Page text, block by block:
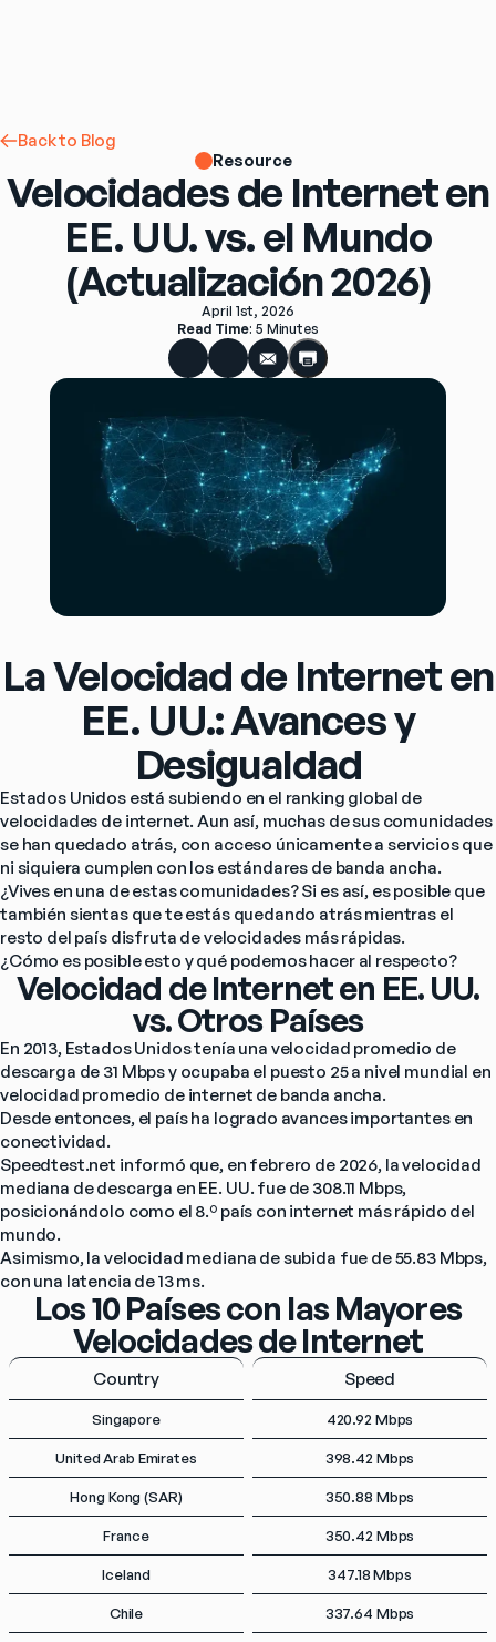
Back to Blog
Resource
Velocidades de Internet en
EE. UU. vs. el Mundo
(Actualización 2026)
April 1st, 2026
Read Time: 5 Minutes
La Velocidad de Internet en
EE. UU.: Avances y
Desigualdad
Estados Unidos está subiendo en el ranking global de
velocidades de internet. Aun así, muchas de sus comunidades
se han quedado atrás, con acceso únicamente a servicios que
ni siquiera cumplen con los estándares de banda ancha.
¿Vives en una de estas comunidades? Si es así, es posible que
también sientas que te estás quedando atrás mientras el
resto del país disfruta de velocidades más rápidas.
¿Cómo es posible esto y qué podemos hacer al respecto?
Velocidad de Internet en EE. UU.
vs. Otros Países
En 2013, Estados Unidos tenía una velocidad promedio de
descarga de 31 Mbps y ocupaba el puesto 25 a nivel mundial en
velocidad promedio de internet de banda ancha.
Desde entonces, el país ha logrado avances importantes en
conectividad.
Speedtest.net informó que, en febrero de 2026, la velocidad
mediana de descarga en EE. UU. fue de 308.11 Mbps,
posicionándolo como el 8.º país con internet más rápido del
mundo.
Asimismo, la velocidad mediana de subida fue de 55.83 Mbps,
con una latencia de 13 ms.
Los 10 Países con las Mayores
Velocidades de Internet
Country Speed
Singapore 420.92 Mbps
United Arab Emirates 398.42 Mbps
Hong Kong (SAR) 350.88 Mbps
France 350.42 Mbps
Iceland 347.18 Mbps
Chile 337.64 Mbps